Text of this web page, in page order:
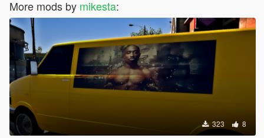
More mods by mikesta:
323 8